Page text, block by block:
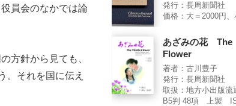
員会のなかでは論
方針から見ても、
。それを国に伝え
発行：長周新聞社
価格：大＝2000円、
あざみの花
Flower
著者：古川豊子
発行：長周新聞社
取扱：地方小出版流
B5判 48項 上製